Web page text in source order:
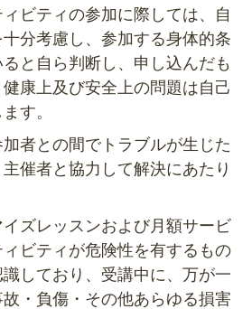
ビティの参加に際しては、自
分考慮し、参加する身体的条
と自ら判断し、申し込んだも
康上及び安全上の問題は自己
す。
者との間でトラブルが生じた
催者と協力して解決にあたり
ズレッスンおよび月額サービ
ビティが危険性を有するもの
しており、受講中に、万が一
・負傷・その他あらゆる損害